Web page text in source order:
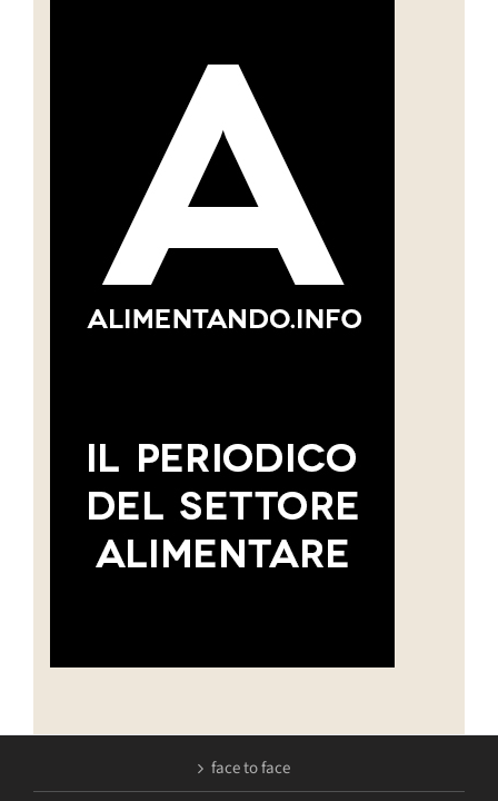
face to face